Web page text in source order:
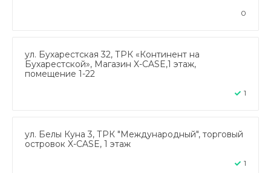
0
ул. Бухарестская 32, ТРК «Континент на
Бухарестской», Магазин X-CASE,1 этаж,
помещение 1-22
1
ул. Белы Куна 3, ТРК "Международный", торговый
островок X-CASE, 1 этаж
1